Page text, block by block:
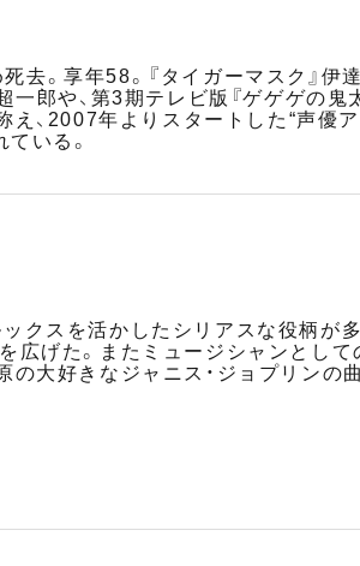
去。享年58。『タイガーマスク』伊
郎や、第3期テレビ版『ゲゲゲの鬼
、2007年よりスタートした“声優
いる。
スを活かしたシリアスな役柄が
広げた。またミュージシャンとし
大好きなジャニス・ジョプリンの曲